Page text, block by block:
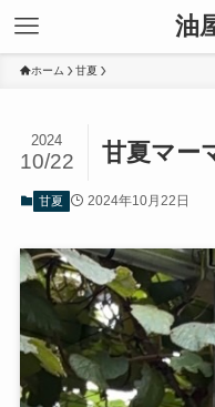
油
ホーム 甘夏
甘夏マー
2024
10/22
甘夏 2024年10月22日